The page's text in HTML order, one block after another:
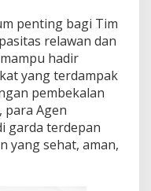
penting bagi Tim
relawan dan
hadir
yang terdampak
pembekalan
Agen
garda terdepan
yang sehat, aman,